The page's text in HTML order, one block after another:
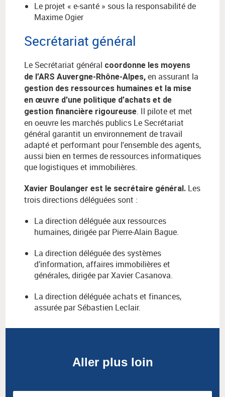
Le projet « e-santé » sous la responsabilité de
Maxime Ogier
Secrétariat général
Le Secrétariat général coordonne les moyens
de l’ARS Auvergne-Rhône-Alpes, en assurant la
gestion des ressources humaines et la mise
en œuvre d'une politique d’achats et de
gestion financière rigoureuse. Il pilote et met
en oeuvre les marchés publics Le Secrétariat
général garantit un environnement de travail
adapté et performant pour l'ensemble des agents,
aussi bien en termes de ressources informatiques
que logistiques et immobilières.
Xavier Boulanger est le secrétaire général. Les
trois directions déléguées sont :
La direction déléguée aux ressources
humaines, dirigée par Pierre-Alain Bague.
La direction déléguée des systèmes
d’information, affaires immobilières et
générales, dirigée par Xavier Casanova.
La direction déléguée achats et finances,
assurée par Sébastien Leclair.
Aller plus loin